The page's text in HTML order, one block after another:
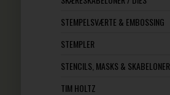
STEMPELSVÆRTE & EMBOSSING
STEMPLER
STENCILS, MASKS & SKABELONER
TIM HOLTZ